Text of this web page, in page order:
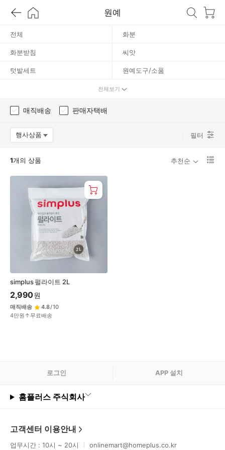
원예
전체 화분
화분받침 씨앗
텃밭세트 원예도구/소품
배양토
영양제
전체보기
매직배송 판매자택배
행사상품옵션팝업 열기 필터
1개의 상품 추천순
simplus 펄라이트 2L
2,990원
매직배송 4.8/10
4만원↑무료배송
로그인 APP 설치
홈플러스 주식회사
고객센터 이용안내
업무시간 : 10시 ~ 20시 onlinemart@homeplus.co.kr